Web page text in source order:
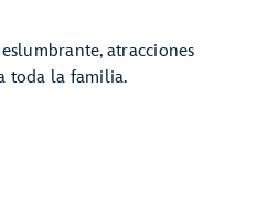
atracciones
toda la familia.